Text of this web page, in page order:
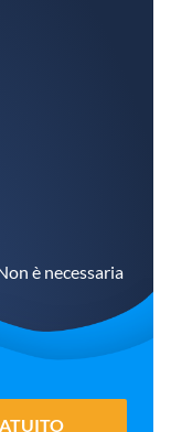
è necessaria